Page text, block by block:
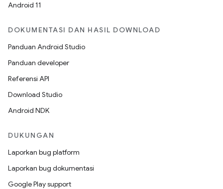
Android 11
DOKUMENTASI DAN HASIL DOWNLOAD
Panduan Android Studio
Panduan developer
Referensi API
Download Studio
Android NDK
DUKUNGAN
Laporkan bug platform
Laporkan bug dokumentasi
Google Play support